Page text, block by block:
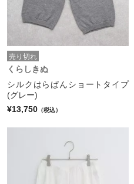
売り切れ
くらしきぬ
シルクはらぱんショートタイプ
(グレー)
¥13,750 （税込）